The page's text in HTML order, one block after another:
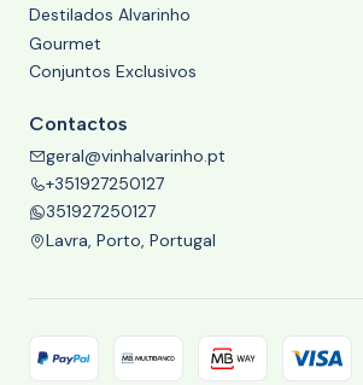
Destilados Alvarinho
Gourmet
Conjuntos Exclusivos
Contactos
geral@vinhalvarinho.pt
+351927250127
351927250127
Lavra, Porto, Portugal